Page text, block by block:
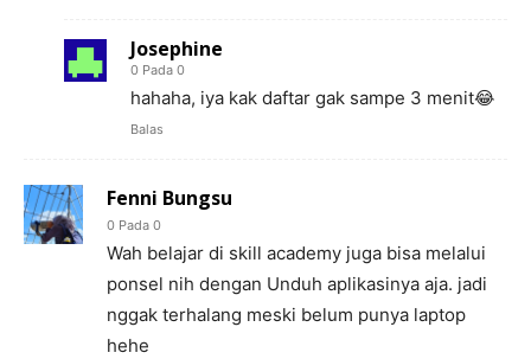
Josephine
0 Pada 0
hahaha, iya kak daftar gak sampe 3 menit😂
Balas
Fenni Bungsu
0 Pada 0
Wah belajar di skill academy juga bisa melalui
ponsel nih dengan Unduh aplikasinya aja. jadi
nggak terhalang meski belum punya laptop
hehe